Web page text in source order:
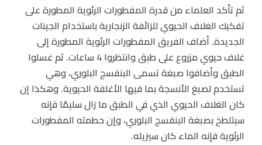
ثم تأكد العلماء من قدرة المفطورات الرئوية المطورة على
تفكيك الغلاف الحيوي للزائفة الزنجارية باستخدام الجينات
الجديدة. أضاف الفريق المفطورات الرئوية المطورة إلى
غلاف حيوي مزروع على طبق وانتظروا 4 ساعات. ثم غسلوا
الطبق وأضافوا صبغة تسمى البنفسج البلوري، وهي
تستخدم لصبغ الأنسجة بما فيها الأغلفة الحيوية. وهكذا إن
كان الغلاف الحيوي الذي في الطبق ما زال سليمًا فإنه
سيتلطخ بصبغة البنفسج البلوري، وإن حطمته المفطورات
الرئوية فإنه الماء كان سيزيله.